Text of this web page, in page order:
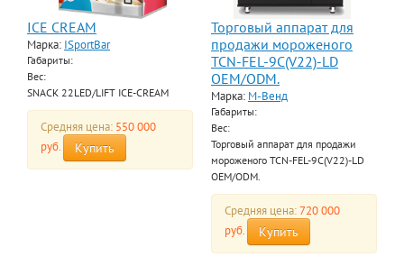
ICE CREAM
Марка: ISportBar
Габариты:
Вес:
SNACK 22LED/LIFT ICE-CREAM
Средняя цена: 550 000
руб.
Купить
Торговый аппарат для
продажи мороженого
TCN-FEL-9C(V22)-LD
OEM/ODM.
Марка: М-Венд
Габариты:
Вес:
Торговый аппарат для продажи
мороженого TCN-FEL-9C(V22)-LD
OEM/ODM.
Средняя цена:720 000
руб.
Купить